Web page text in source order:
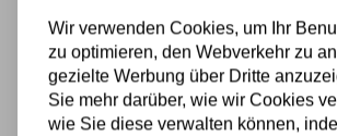
Marke
Wir verwenden Cookies, um Ihr
zu optimieren, den Webverkehr zu
gezielte Werbung über Dritte
Sie mehr darüber, wie wir Cookies
wie Sie diese verwalten können,